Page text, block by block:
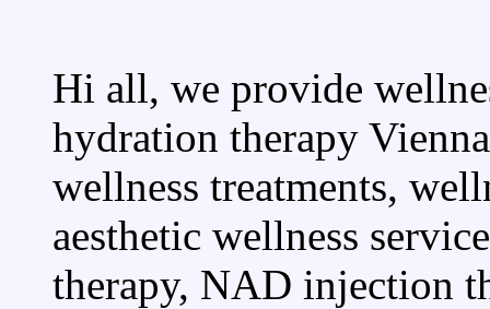
Hi all, we provide
hydration therapy
wellness treatments,
aesthetic wellness
therapy, NAD injection